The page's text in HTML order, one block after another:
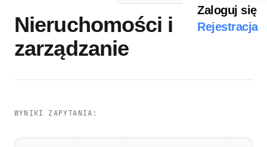
Zaloguj się
Rejestracja
Nieruchomości i
zarządzanie
WYNIKI ZAPYTANIA: